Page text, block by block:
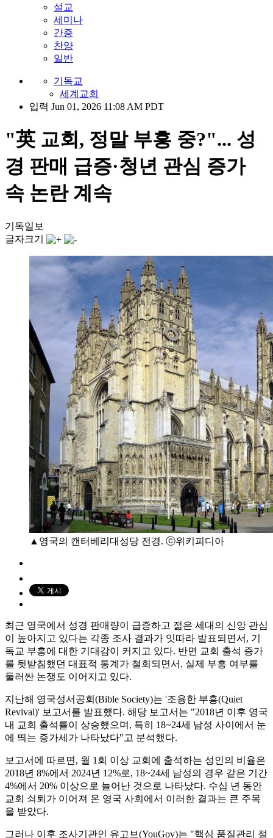
설교
세미나
간증
찬양
일반
기독교
세계교회
입력 Jun 01, 2026 11:08 AM PDT
"英 교회, 정말 부흥 중?"... 성
경 판매 급증·청년 관심 증가
속 논란 계속
기독일보
글자크기
▲영국의 캔터베리대성당 전경. ⓒ위키피디아
최근 영국에서 성경 판매량이 급증하고 젊은 세대의 신앙 관심
이 높아지고 있다는 각종 조사 결과가 잇따라 발표되면서, 기
독교 부흥에 대한 기대감이 커지고 있다. 반면 교회 출석 증가
를 뒷받침했던 대표적 통계가 철회되면서, 실제 부흥 여부를
둘러싼 논쟁도 이어지고 있다.
지난해 영국성서공회(Bible Society)는 '조용한 부흥(Quiet
Revival)' 보고서를 발표했다. 해당 보고서는 "2018년 이후 영국
내 교회 출석률이 상승했으며, 특히 18~24세 남성 사이에서 눈
에 띄는 증가세가 나타났다"고 분석했다.
보고서에 따르면, 월 1회 이상 교회에 출석하는 성인의 비율은
2018년 8%에서 2024년 12%로, 18~24세 남성의 경우 같은 기간
4%에서 20% 이상으로 늘어난 것으로 나타났다. 수십 년 동안
교회 쇠퇴가 이어져 온 영국 사회에서 이러한 결과는 큰 주목
을 받았다.
그러나 이후 조사기관인 유고브(YouGov)는 "핵심 품질관리 절